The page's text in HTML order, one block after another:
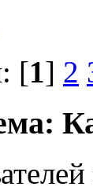
[1] 2